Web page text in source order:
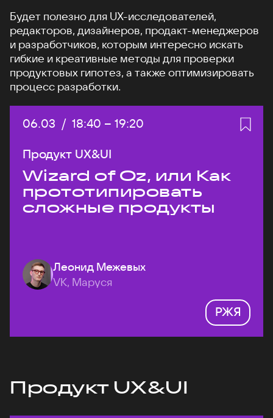
Будет полезно для UX-исследователей,
редакторов, дизайнеров, продакт-менеджеров
и разработчиков, которым интересно искать
гибкие и креативные методы для проверки
продуктовых гипотез, а также оптимизировать
процесс разработки.
Дата:
06.03 / Начало:
18:40 – Конец:
19:20
Продукт UX&UI
Wizard of Oz, или Как
прототипировать
сложные продукты
Леонид Межевых
VK, Маруся
РЖЯ
Продукт UX&UI